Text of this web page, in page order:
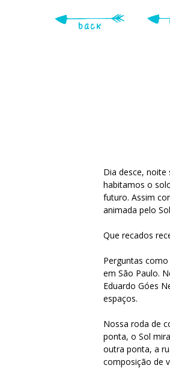
Dia desce, noite
habitamos o
futuro. Assim
animada pelo
Que recados
Perguntas
em São Paulo.
Eduardo Góes
espaços.
Nossa roda de
ponta, o Sol
outra ponta, a
composição de